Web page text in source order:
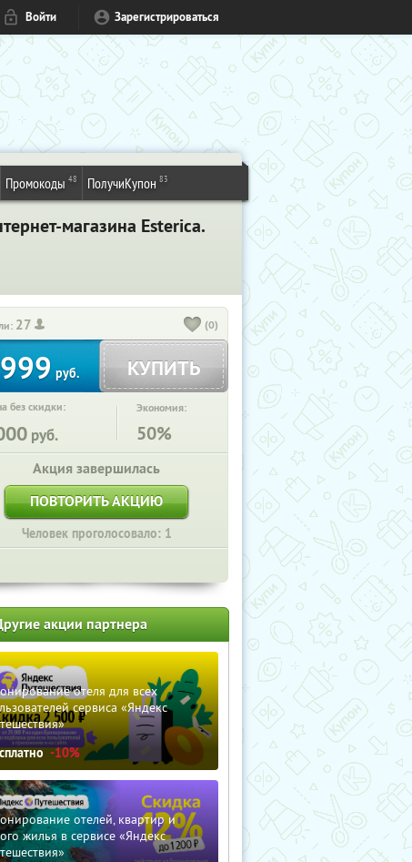
Войти Зарегистрироваться
Промокоды 48 ПолучиКупон 83
магазина Esterica.
27 (0)
999руб. КУПИТЬ
без скидки:
руб.
Экономия:
50%
Акция завершилась
ПОВТОРИТЬ АКЦИЮ
Человек проголосовало: 1
акции партнера
отеля для всех
сервиса «Яндекс
-10%
отелей, квартир и
жилья в сервисе «Яндекс